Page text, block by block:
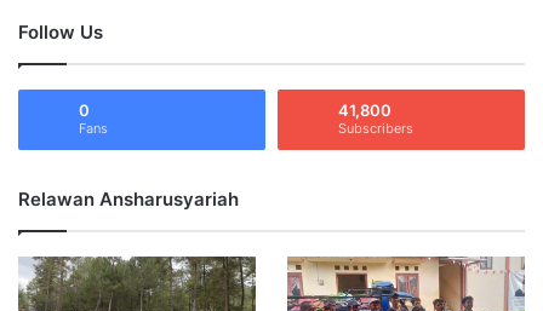
Follow Us
0
Fans
41,800
Subscribers
Relawan Ansharusyariah